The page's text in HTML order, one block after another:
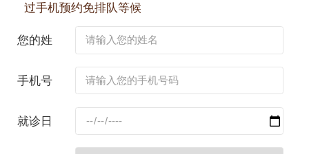
过手机预约免排队等候
您的姓
手机号
就诊日